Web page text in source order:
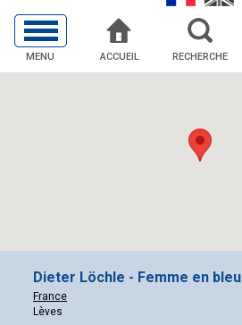
MENU ACCUEIL RECHERCHE
Dieter Löchle - Femme en bleu
France
Lèves